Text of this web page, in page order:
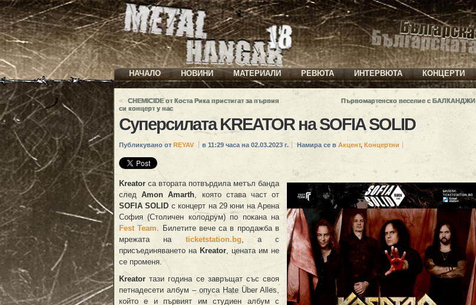
НАЧАЛО НОВИНИ МАТЕРИАЛИ РЕВЮТА ИНТЕРВЮТА КОНЦЕРТИ
«
CHEMICIDE от Коста Рика пристигат за първия
си концерт у нас
Първомартенско веселие с БАЛКАНДЖИ
Суперсилата KREATOR на SOFIA SOLID
Публикувано от REYAV в 11:29 часа на 02.03.2023 г. Намира се в Акцент, Концертни
Kreator са втората потвърдила метъл банда
следAmon Amarth , която става част от
SOFIA SOLID с концерт на 29 юни на Aрена
София (Столичен колодрум) по покана на
Fest Team . Билетите вече са в продажба в
мрежата на ticketstation.bg , а с
присъединяването на Kreator , цената им не
се променя.
Kreator тази година се завръщат със своя
петнадесети албум – опуса Hate Über Alles,
който е и първият им студиен албум с